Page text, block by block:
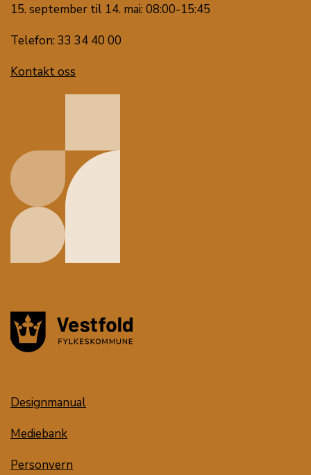
15. september til 14. mai: 08:00-15:45
Telefon: 33 34 40 00
Kontakt oss
Designmanual
Mediebank
Personvern